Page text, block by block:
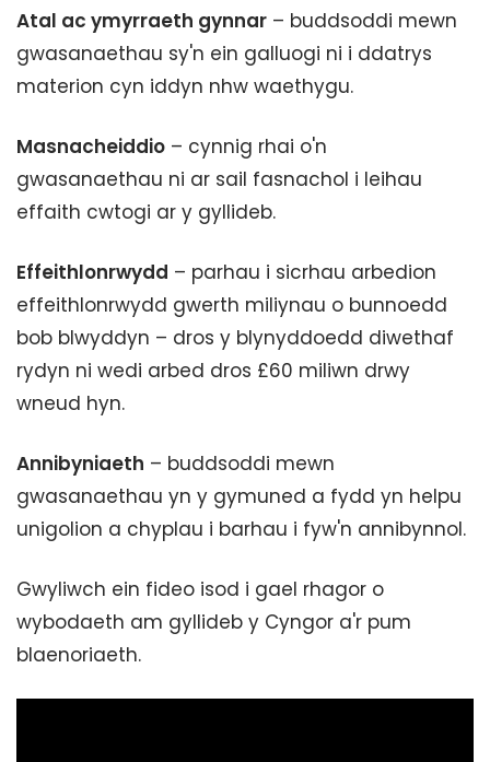
Atal ac ymyrraeth gynnar – buddsoddi mewn
gwasanaethau sy'n ein galluogi ni i ddatrys
materion cyn iddyn nhw waethygu.
Masnacheiddio – cynnig rhai o'n
gwasanaethau ni ar sail fasnachol i leihau
effaith cwtogi ar y gyllideb.
Effeithlonrwydd – parhau i sicrhau arbedion
effeithlonrwydd gwerth miliynau o bunnoedd
bob blwyddyn – dros y blynyddoedd diwethaf
rydyn ni wedi arbed dros £60 miliwn drwy
wneud hyn.
Annibyniaeth – buddsoddi mewn
gwasanaethau yn y gymuned a fydd yn helpu
unigolion a chyplau i barhau i fyw'n annibynnol.
Gwyliwch ein fideo isod i gael rhagor o
wybodaeth am gyllideb y Cyngor a'r pum
blaenoriaeth.